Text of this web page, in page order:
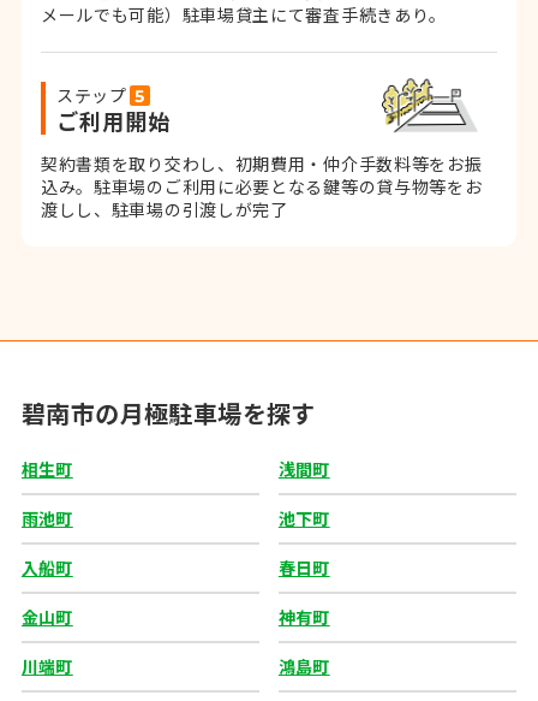
メールでも可能） 駐車場貸主にて審査手続きあり。
ステップ
ご利用開始
契約書類を取り交わし、初期費用・仲介手数料等をお振
込み。駐車場のご利用に必要となる鍵等の貸与物等をお
渡しし、駐車場の引渡しが完了
碧南市の月極駐車場を探す
相生町 浅間町
雨池町 池下町
入船町 春日町
金山町 神有町
川端町 鴻島町